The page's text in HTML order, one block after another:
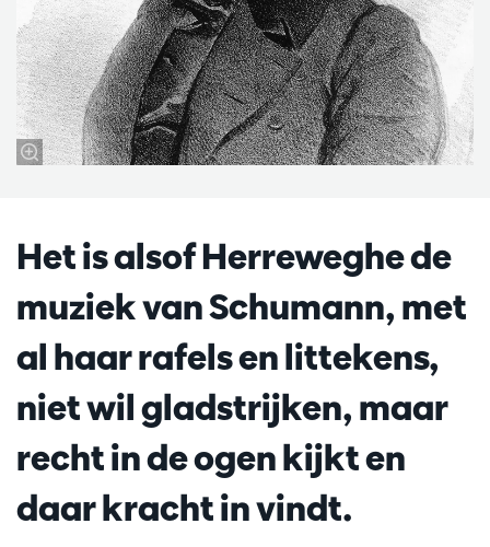
Het is alsof Herreweghe de
muziek van Schumann, met
al haar rafels en littekens,
niet wil gladstrijken, maar
recht in de ogen kijkt en
daar kracht in vindt.